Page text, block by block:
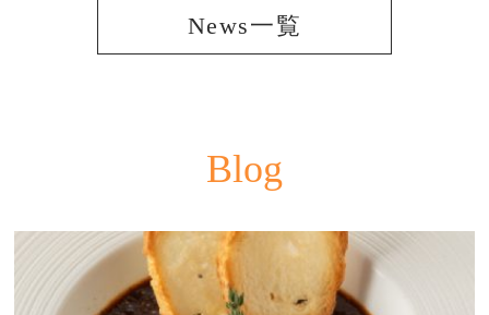
News一覧
Blog